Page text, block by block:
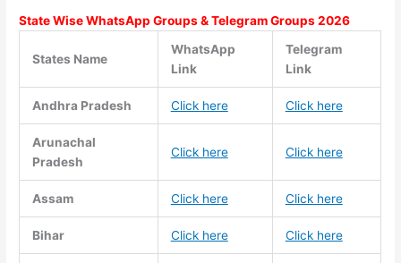
State Wise WhatsApp Groups & Telegram Groups 2026
States Name
WhatsApp
Link
Telegram
Link
Andhra Pradesh Click here Click here
Arunachal
Pradesh
Click here Click here
Assam Click here Click here
Bihar Click here Click here